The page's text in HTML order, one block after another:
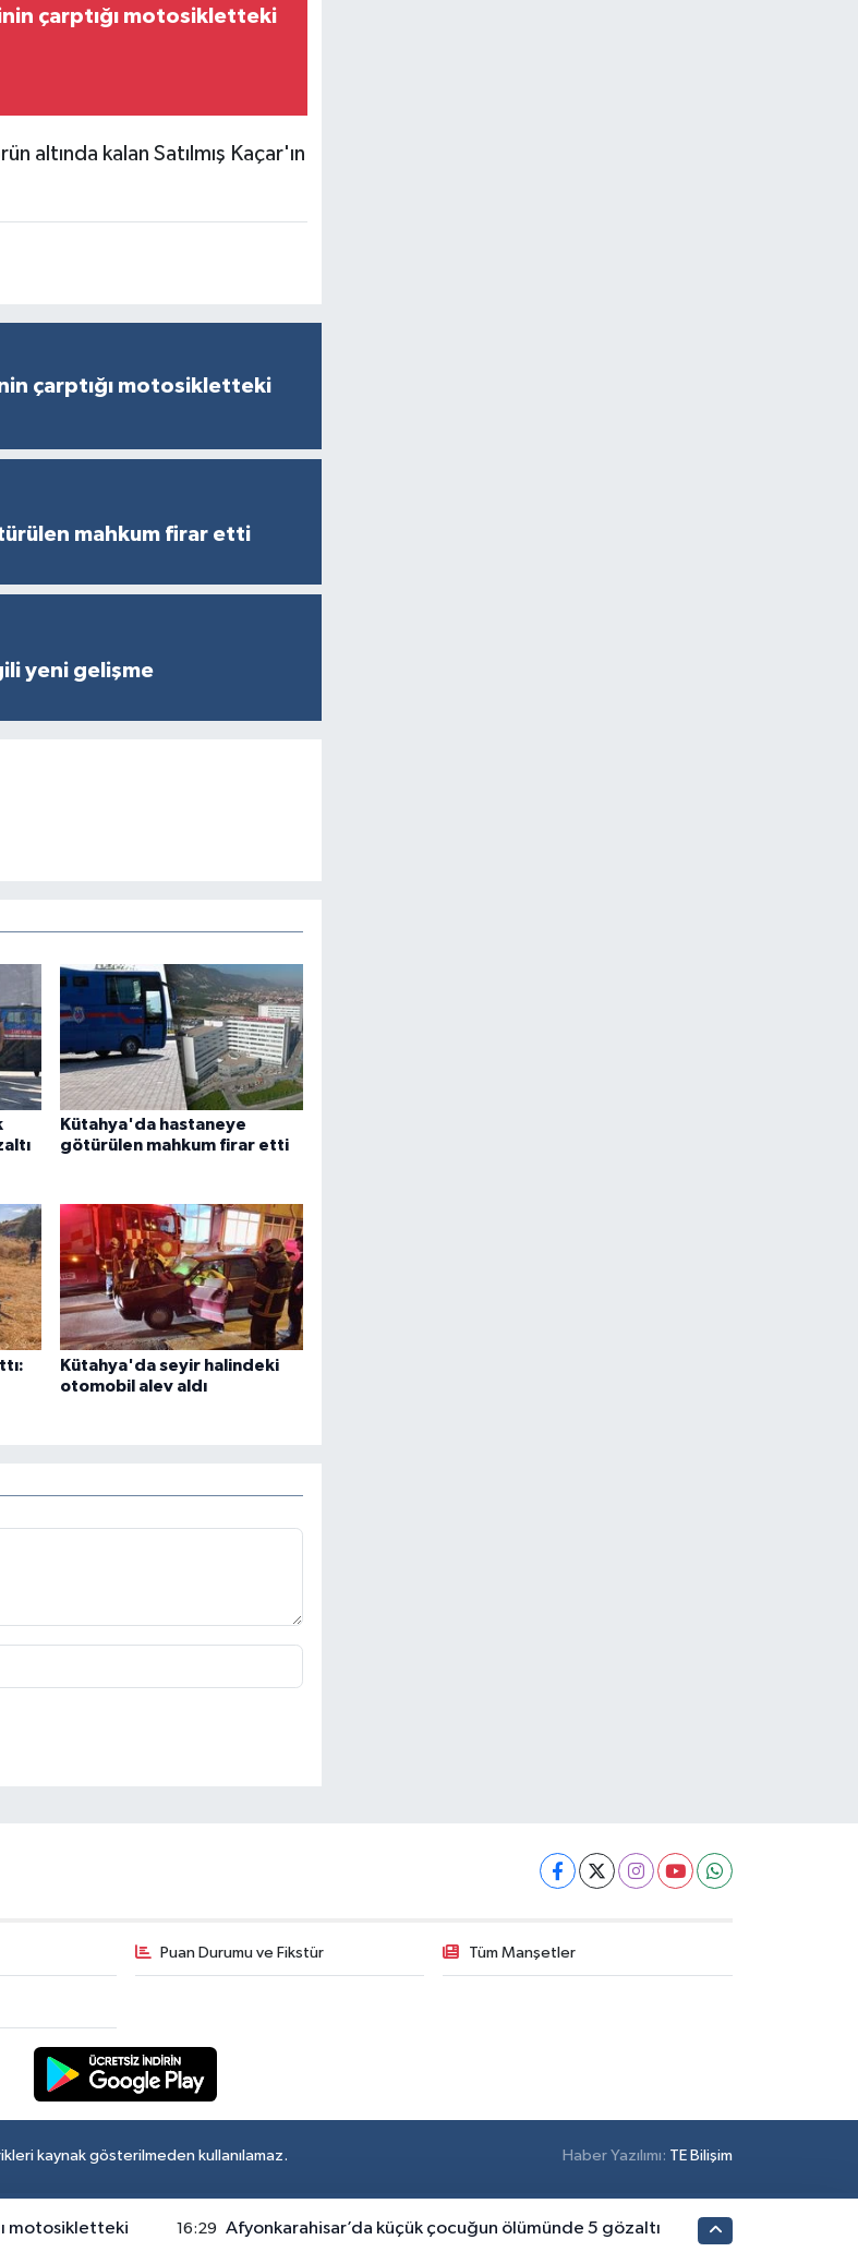
çarptığı motosikletteki
altında kalan Satılmış Kaçar'ın
çarptığı motosikletteki
mahkum firar etti
yeni gelişme
Kütahya'da hastaneye
götürülen mahkum firar etti
Kütahya'da seyir halindeki
otomobil alev aldı
Puan Durumu ve Fikstür Tüm Manşetler
kaynak gösterilmeden kullanılamaz. Haber Yazılımı: TE Bilişim
motosikletteki
16:29 Afyonkarahisar’da küçük çocuğun ölümünde 5 gözaltı